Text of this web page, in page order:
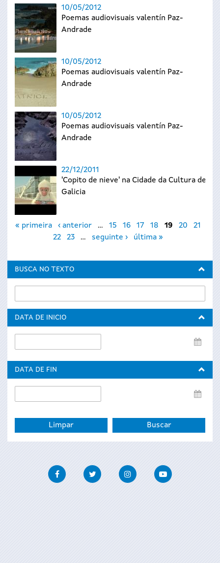
10/05/2012
Poemas audiovisuais valentín Paz-
Andrade
10/05/2012
Poemas audiovisuais valentín Paz-
Andrade
10/05/2012
Poemas audiovisuais valentín Paz-
Andrade
22/12/2011
'Copito de nieve' na Cidade da Cultura de
Galicia
Páxinas
« primeira ‹ anterior … 15 16 17 18 19 20
21
22
23 … seguinte › última »
BUSCA NO TEXTO
DATA DE INICIO
de
DATA DE FIN
de
FacebookTwitter InstagramYoutube